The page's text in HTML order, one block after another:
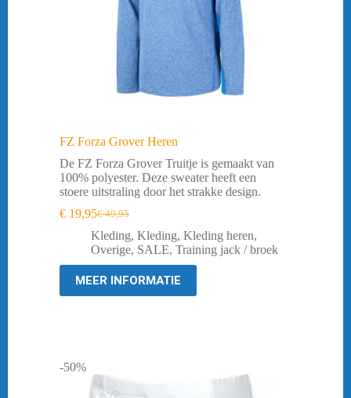
FZ Forza Grover Heren
De FZ Forza Grover Truitje is gemaakt van
100% polyester. Deze sweater heeft een
stoere uitstraling door het strakke design.
€49,95
Oorspronkelijke
prijs
was:
€ 49,95.
€ 19,95Huidige
prijs
is:
€ 19,95.
Kleding, Kleding, Kleding heren,
Overige, SALE, Training jack / broek
MEER INFORMATIE
-50%